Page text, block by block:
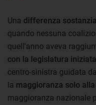
Una differenza
quando nessuna
quell'anno aveva
con la legislatura
centro-sinistra guidata
la maggioranza solo
maggioranza nazionale